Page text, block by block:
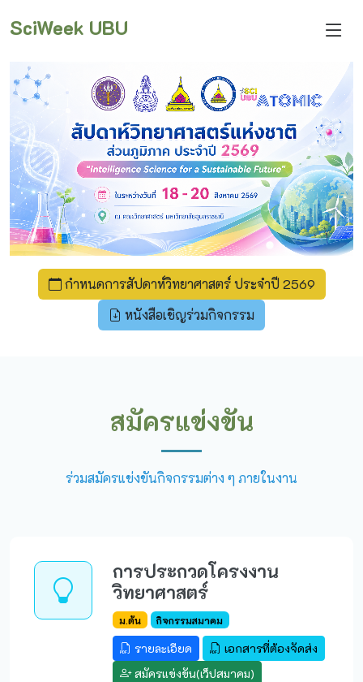
SciWeek UBU
กำหนดการสัปดาห์วิทยาศาสตร์ ประจำปี 2569
หนังสือเชิญร่วมกิจกรรม
สมัครแข่งขัน
ร่วมสมัครแข่งขันกิจกรรมต่าง ๆ ภายในงาน
การประกวดโครงงาน
วิทยาศาสตร์
ม.ต้น กิจกรรมสมาคม
รายละเอียด
เอกสารที่ต้องจัดส่ง
สมัครแข่งขัน(เว็ปสมาคม)